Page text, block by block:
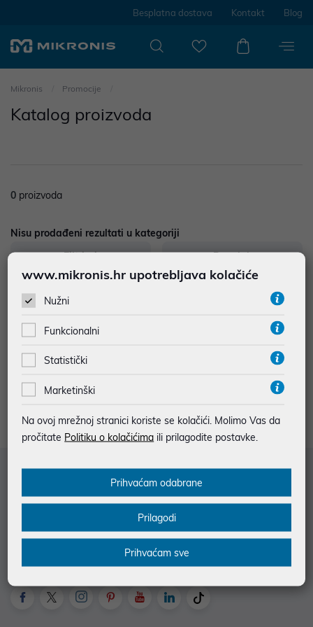
Besplatna dostava Kontakt Blog
Mikronis Promocije
Katalog proizvoda
0 proizvoda
Nisu prodađeni rezultati u kategoriji
Filtriraj
Poredak
proizvoda
Služba za korisnike
Informacije za kupce
www.mikronis.hr upotrebljava kolačiće
Nužni
Funkcionalni
Statistički
Marketinški
Na ovoj mrežnoj stranici koriste se kolačići. Molimo Vas da
pročitate Politiku o kolačićima ili prilagodite postavke.
Prihvaćam odabrane
Prilagodi
Prihvaćam sve